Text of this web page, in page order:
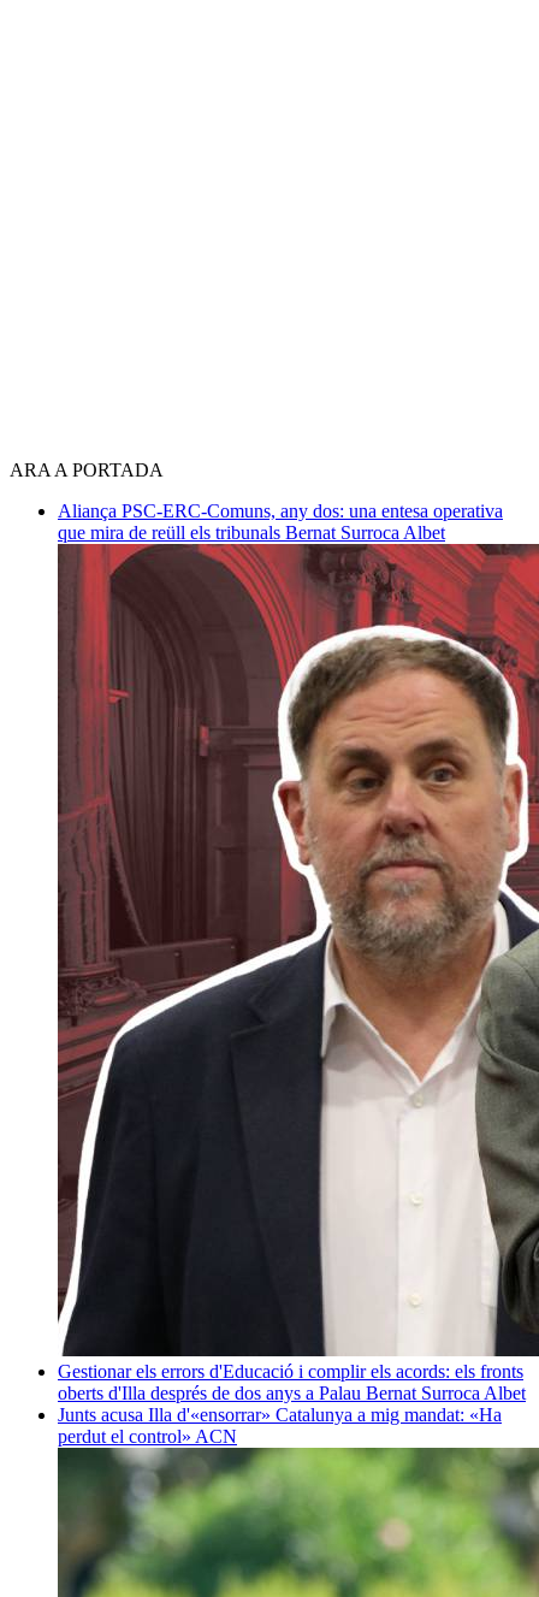
ARA A PORTADA
Aliança PSC-ERC-Comuns, any dos: una entesa operativa
que mira de reüll els tribunals Bernat Surroca Albet
Gestionar els errors d'Educació i complir els acords: els fronts
oberts d'Illa després de dos anys a Palau Bernat Surroca Albet
Junts acusa Illa d'«ensorrar» Catalunya a mig mandat: «Ha
perdut el control» ACN